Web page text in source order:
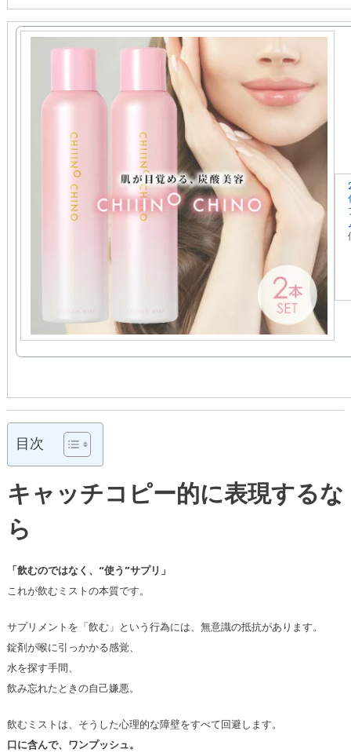
目次
キャッチコピー的に表現するな
ら
「飲むのではなく、“使う”サプリ」
これが飲むミストの本質です。
サプリメントを「飲む」という行為には、無意識の抵抗があります。
錠剤が喉に引っかかる感覚、
水を探す手間、
飲み忘れたときの自己嫌悪。
飲むミストは、そうした心理的な障壁をすべて回避します。
口に含んで、ワンプッシュ。